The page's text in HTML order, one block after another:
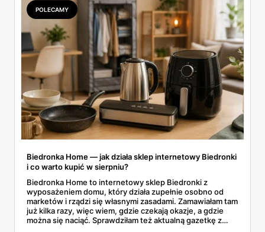
POLECAMY
Biedronka Home — jak działa sklep internetowy Biedronki
i co warto kupić w sierpniu?
Biedronka Home to internetowy sklep Biedronki z
wyposażeniem domu, który działa zupełnie osobno od
marketów i rządzi się własnymi zasadami. Zamawiałam tam
już kilka razy, więc wiem, gdzie czekają okazje, a gdzie
można się naciąć. Sprawdziłam też aktualną gazetkę z